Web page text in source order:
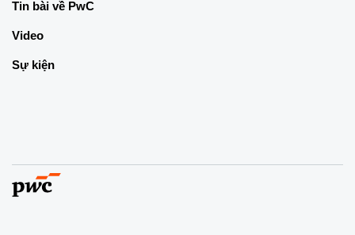
Tin bài về PwC
Video
Sự kiện